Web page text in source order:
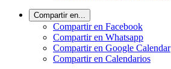
Compartir en...
Compartir en Facebook
Compartir en Whatsapp
Compartir en Google Calendar
Compartir en Calendarios